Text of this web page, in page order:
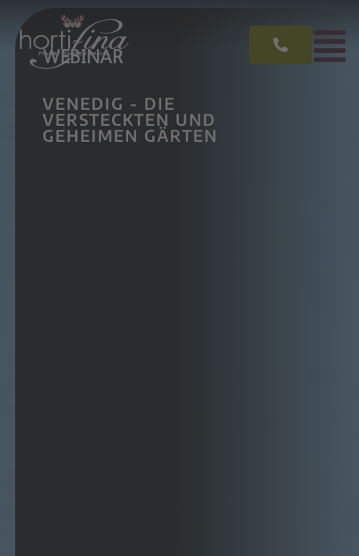
WEBINAR
VENEDIG - DIE
VERSTECKTEN UND
GEHEIMEN GÄRTEN